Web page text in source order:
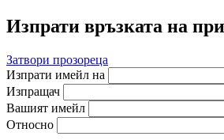
Изпрати връзката на
Затвори прозореца
Изпрати имейл на
Изпращач
Вашият имейл
Относно